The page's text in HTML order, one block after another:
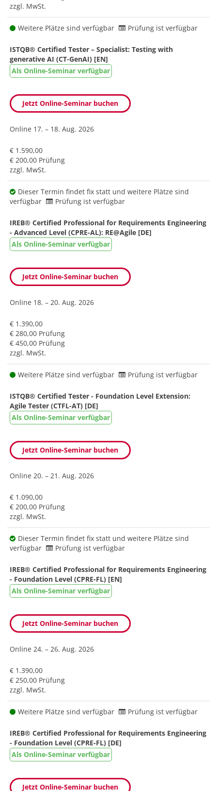
zzgl. MwSt.
Weitere Plätze sind verfügbar Prüfung ist verfügbar
ISTQB® Certified Tester – Specialist: Testing with
generative AI (CT-GenAI) [EN]
Als Online-Seminar verfügbar
Jetzt Online-Seminar buchen
Online 17. – 18. Aug. 2026
€ 1.590,00
€ 200,00 Prüfung
zzgl. MwSt.
Dieser Termin findet fix statt und weitere Plätze sind
verfügbar
Prüfung ist verfügbar
IREB® Certified Professional for Requirements Engineering
- Advanced Level (CPRE-AL): RE@Agile [DE]
Als Online-Seminar verfügbar
Jetzt Online-Seminar buchen
Online 18. – 20. Aug. 2026
€ 1.390,00
€ 280,00 Prüfung
€ 450,00 Prüfung
zzgl. MwSt.
Weitere Plätze sind verfügbar Prüfung ist verfügbar
ISTQB® Certified Tester - Foundation Level Extension:
Agile Tester (CTFL-AT) [DE]
Als Online-Seminar verfügbar
Jetzt Online-Seminar buchen
Online 20. – 21. Aug. 2026
€ 1.090,00
€ 200,00 Prüfung
zzgl. MwSt.
Dieser Termin findet fix statt und weitere Plätze sind
verfügbar
Prüfung ist verfügbar
IREB® Certified Professional for Requirements Engineering
- Foundation Level (CPRE-FL) [EN]
Als Online-Seminar verfügbar
Jetzt Online-Seminar buchen
Online 24. – 26. Aug. 2026
€ 1.390,00
€ 250,00 Prüfung
zzgl. MwSt.
Weitere Plätze sind verfügbar Prüfung ist verfügbar
IREB® Certified Professional for Requirements Engineering
- Foundation Level (CPRE-FL) [DE]
Als Online-Seminar verfügbar
Jetzt Online-Seminar buchen